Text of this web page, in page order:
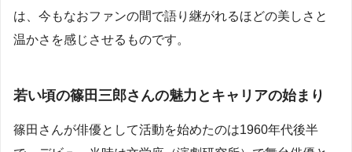
は、今もなおファンの間で語り継がれるほどの美しさと
温かさを感じさせるものです。
若い頃の篠田三郎さんの魅力とキャリアの始まり
篠田さんが俳優として活動を始めたのは1960年代後半